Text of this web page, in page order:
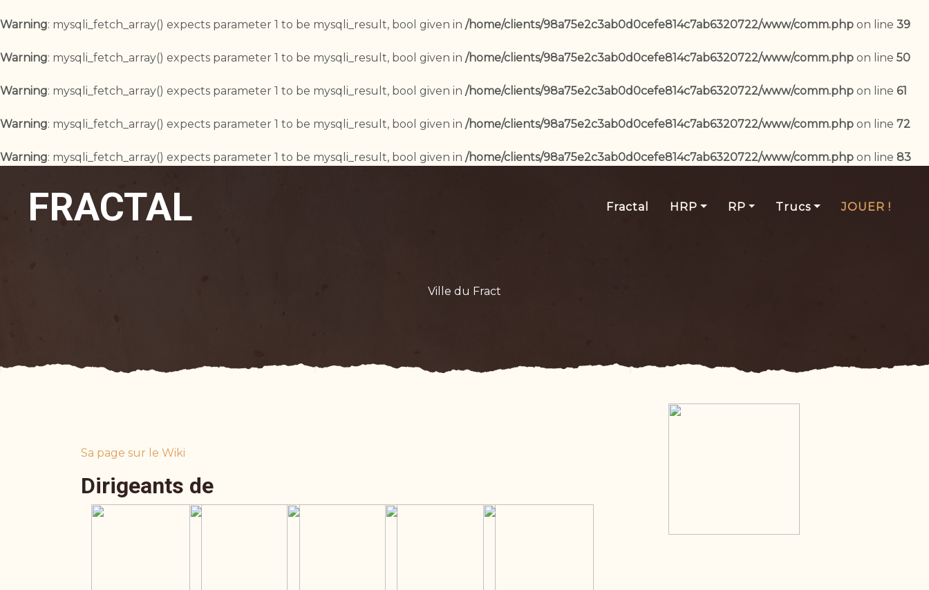
Warning: mysqli_fetch_array() expects parameter 1 to be mysqli_result, bool given in /home/clients/98a75e2c3ab0d0cefe814c7ab6320722/www/comm.php on line 39
Warning: mysqli_fetch_array() expects parameter 1 to be mysqli_result, bool given in /home/clients/98a75e2c3ab0d0cefe814c7ab6320722/www/comm.php on line 50
Warning: mysqli_fetch_array() expects parameter 1 to be mysqli_result, bool given in /home/clients/98a75e2c3ab0d0cefe814c7ab6320722/www/comm.php on line 61
Warning: mysqli_fetch_array() expects parameter 1 to be mysqli_result, bool given in /home/clients/98a75e2c3ab0d0cefe814c7ab6320722/www/comm.php on line 72
Warning: mysqli_fetch_array() expects parameter 1 to be mysqli_result, bool given in /home/clients/98a75e2c3ab0d0cefe814c7ab6320722/www/comm.php on line 83
FRACTAL Fractal HRP RP Trucs JOUER !
Ville du Fract
Sa page sur le Wiki
Dirigeants de